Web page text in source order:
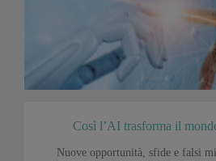
Così l’AI trasforma il
Nuove opportunità, sfide e falsi